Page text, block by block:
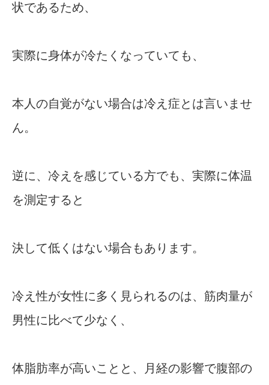
状であるため、
実際に身体が冷たくなっていても、
本人の自覚がない場合は冷え症とは言いませ
ん。
逆に、冷えを感じている方でも、実際に体温
を測定すると
決して低くはない場合もあります。
冷え性が女性に多く見られるのは、筋肉量が
男性に比べて少なく、
体脂肪率が高いことと、月経の影響で腹部の